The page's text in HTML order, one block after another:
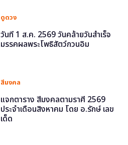
ดูดวง
วันที่ 1 ส.ค. 2569 วันคล้ายวันสำเร็จ
มรรคผลพระโพธิสัตว์กวนอิม
สีมงคล
แจกตาราง สีมงคลตามราศี 2569
ประจำเดือนสิงหาคม โดย อ.รักษ์ เลข
เด็ด